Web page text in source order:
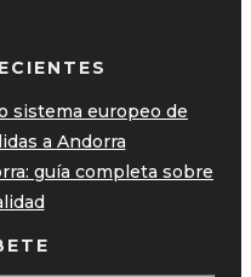
sistema europeo de
a Andorra
guía completa sobre